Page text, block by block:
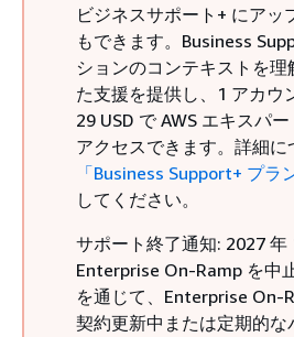
ビジネスサポート+ にアッ
もできます。Business
ションのコンテキストを理
た支援を提供し、1 アカウ
29 USD で AWS エキスパ
アクセスできます。詳細に
「Business Support+ プラ
してください。
サポート終了通知: 2027 年
Enterprise On-Ramp を中
を通じて、Enterprise On-
契約更新中または定期的な